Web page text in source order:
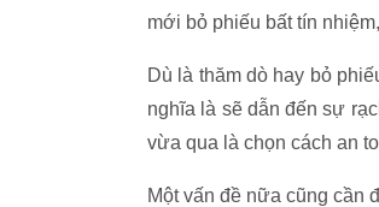
mới bỏ phiếu bất tín
Dù là thăm dò hay bỏ
nghĩa là sẽ dẫn đến sự
vừa qua là chọn cách an
Một vấn đề nữa cũng cần